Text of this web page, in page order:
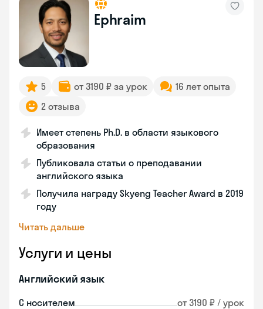
Ephraim
5 от 3190 ₽ за урок
16 лет опыта
2 отзыва
Имеет степень Ph.D. в области языкового
образования
Публиковала статьи о преподавании
английского языка
Получила награду Skyeng Teacher Award в 2019
году
Читать дальше
Услуги и цены
Английский язык
С носителем от 3190 ₽ / урок